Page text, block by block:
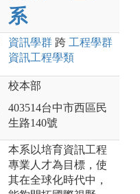
系
資訊學群 跨 工程學群
資訊工程學類
校本部
403514台中市西區民
生路140號
本系以培育資訊工程
專業人才為目標，使
其在全球化時代中，